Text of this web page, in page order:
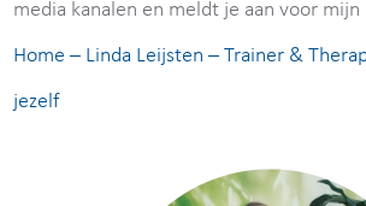
media kanalen en meldt je aan voor
Home – Linda Leijsten – Trainer &
jezelf